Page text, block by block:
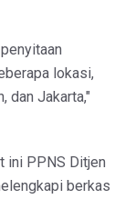
lokasi,
dan Jakarta,"
ini PPNS Ditjen
berkas